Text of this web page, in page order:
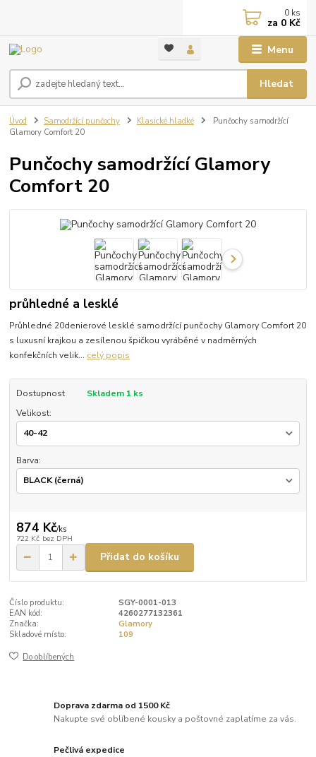
Menu
Hledat
0 ks
za 0 Kč
Úvod Samodržící punčochy Klasické hladké
Punčochy samodržící
Glamory Comfort 20
Punčochy samodržící Glamory
Comfort 20
průhledné a lesklé
Průhledné 20denierové lesklé samodržící punčochy Glamory Comfort 20
s luxusní krajkou a zesílenou špičkou vyráběné v nadměrných
konfekčních velik... celý popis
Dostupnost
Skladem 1 ks
Velikost:
Barva:
874 Kč/ks
722 Kč bez DPH
Přidat do košíku
Číslo produktu:
SGY-0001-013
EAN kód:
4260277132361
Značka:
Glamory
Skladové místo:
109
Do oblíbených
Doprava zdarma od 1500 Kč
Nakupte své oblíbené kousky a poštovné zaplatíme za vás.
Pečlivá expedice